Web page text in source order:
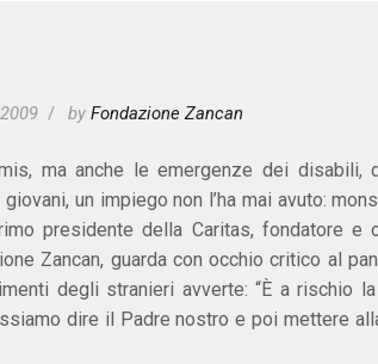
byFondazione Zancan
ma anche le emergenze dei disabili,
un impiego non l’ha mai avuto:
presidente della Caritas, fondatore e
Zancan, guarda con occhio critico al
degli stranieri avverte: “È a rischio
dire il Padre nostro e poi mettere